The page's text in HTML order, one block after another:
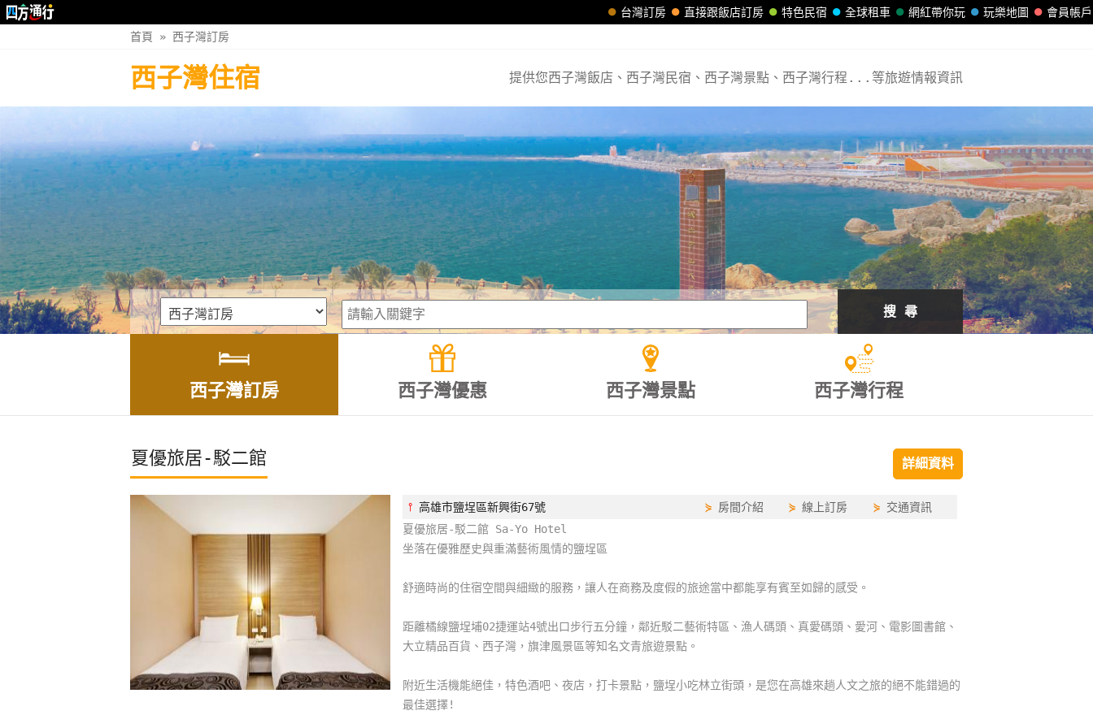
會員帳戶
玩樂地圖
網紅帶你玩
全球租車
特色民宿
直接跟飯店訂房
台灣訂房
首頁 » 西子灣訂房
西子灣住宿 提供您西子灣飯店、西子灣民宿、西子灣景點、西子灣行程...等旅遊情報資訊
搜 尋
西子灣訂房 西子灣優惠 西子灣景點 西子灣行程
夏優旅居-駁二館 詳細資料
⫯ 高雄市鹽埕區新興街67號 ⋟ 房間介紹 ⋟線上訂房 ⋟ 交通資訊
夏優旅居-駁二館 Sa-Yo Hotel
坐落在優雅歷史與重滿藝術風情的鹽埕區
舒適時尚的住宿空間與細緻的服務，讓人在商務及度假的旅途當中都能享有賓至如歸的感受。
距離橘線鹽埕埔02捷運站4號出口步行五分鐘，鄰近駁二藝術特區、漁人碼頭、真愛碼頭、愛河、電影圖書館、
大立精品百貨、西子灣，旗津風景區等知名文青旅遊景點。
附近生活機能絕佳，特色酒吧、夜店，打卡景點，鹽埕小吃林立街頭，是您在高雄來趟人文之旅的絕不能錯過的
最佳選擇!